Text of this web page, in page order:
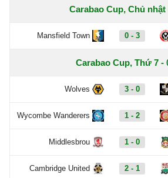
Carabao Cup, Chủ nhật
Mansfield Town 0 - 3
Carabao Cup, Thứ 7 -
Wolves 3 - 0
Wycombe Wanderers 1 - 2
Middlesbrou 1 - 0
Cambridge United 2 - 1